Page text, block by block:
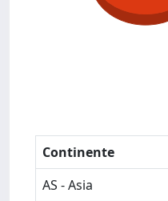
Continente
AS - Asia